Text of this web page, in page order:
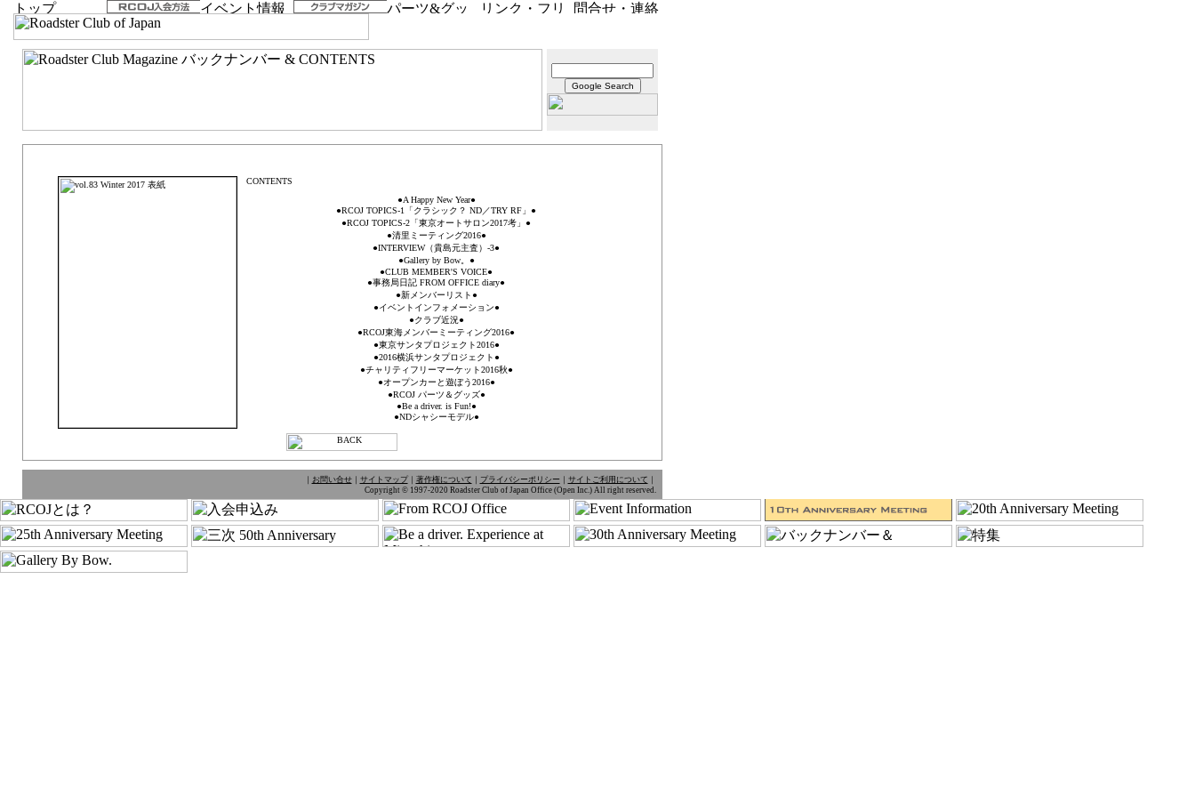
●A Happy New Year●
●RCOJ TOPICS-1「クラシック？ ND／TRY RF」●
●RCOJ TOPICS-2「東京オートサロン2017考」●
●清里ミーティング2016●
●INTERVIEW（貴島元主査）-3●
●Gallery by Bow。●
●CLUB MEMBER'S VOICE●
●事務局日記 FROM OFFICE diary●
●新メンバーリスト●
●イベントインフォメーション●
●クラブ近況●
●RCOJ東海メンバーミーティング2016●
●東京サンタプロジェクト2016●
●2016横浜サンタプロジェクト●
●チャリティフリーマーケット2016秋●
●オープンカーと遊ぼう2016●
●RCOJ パーツ＆グッズ●
●Be a driver. is Fun!●
●NDシャシーモデル●
お問い合せ｜ サイトマップ｜ 著作権について プライバシーポリシー｜ サイトご利用について
Copyright © 1997-2020 Roadster Club of Japan Office (Open Inc.) All right reserved.